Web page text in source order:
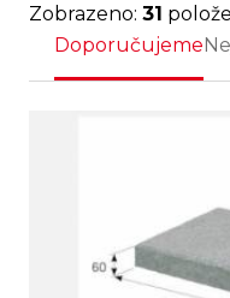
Zobrazeno: 31
Doporučujeme